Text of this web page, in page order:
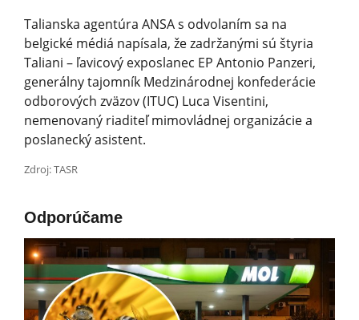
Talianska agentúra ANSA s odvolaním sa na
belgické médiá napísala, že zadržanými sú štyria
Taliani – ľavicový exposlanec EP Antonio Panzeri,
generálny tajomník Medzinárodnej konfederácie
odborových zväzov (ITUC) Luca Visentini,
nemenovaný riaditeľ mimovládnej organizácie a
poslanecký asistent.
Zdroj: TASR
Odporúčame